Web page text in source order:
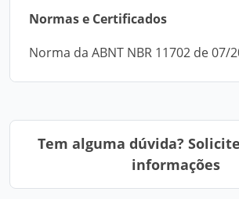
Normas e Certificados
Norma da ABNT NBR 11702 de 07/
Tem alguma dúvida?
informações